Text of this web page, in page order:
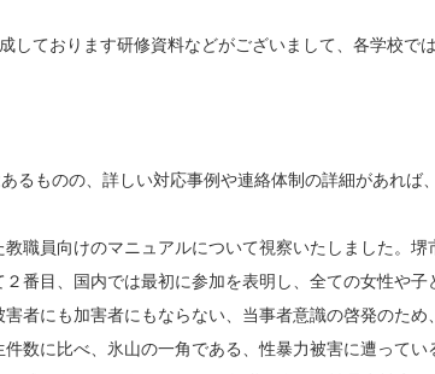
ております研修資料などがございまして、各学校で
ものの、詳しい対応事例や連絡体制の詳細があれば
員向けのマニュアルについて視察いたしました。堺
番目、国内では最初に参加を表明し、全ての女性や
者にも加害者にもならない、当事者意識の啓発のた
数に比べ、氷山の一角である、性暴力被害に遭って